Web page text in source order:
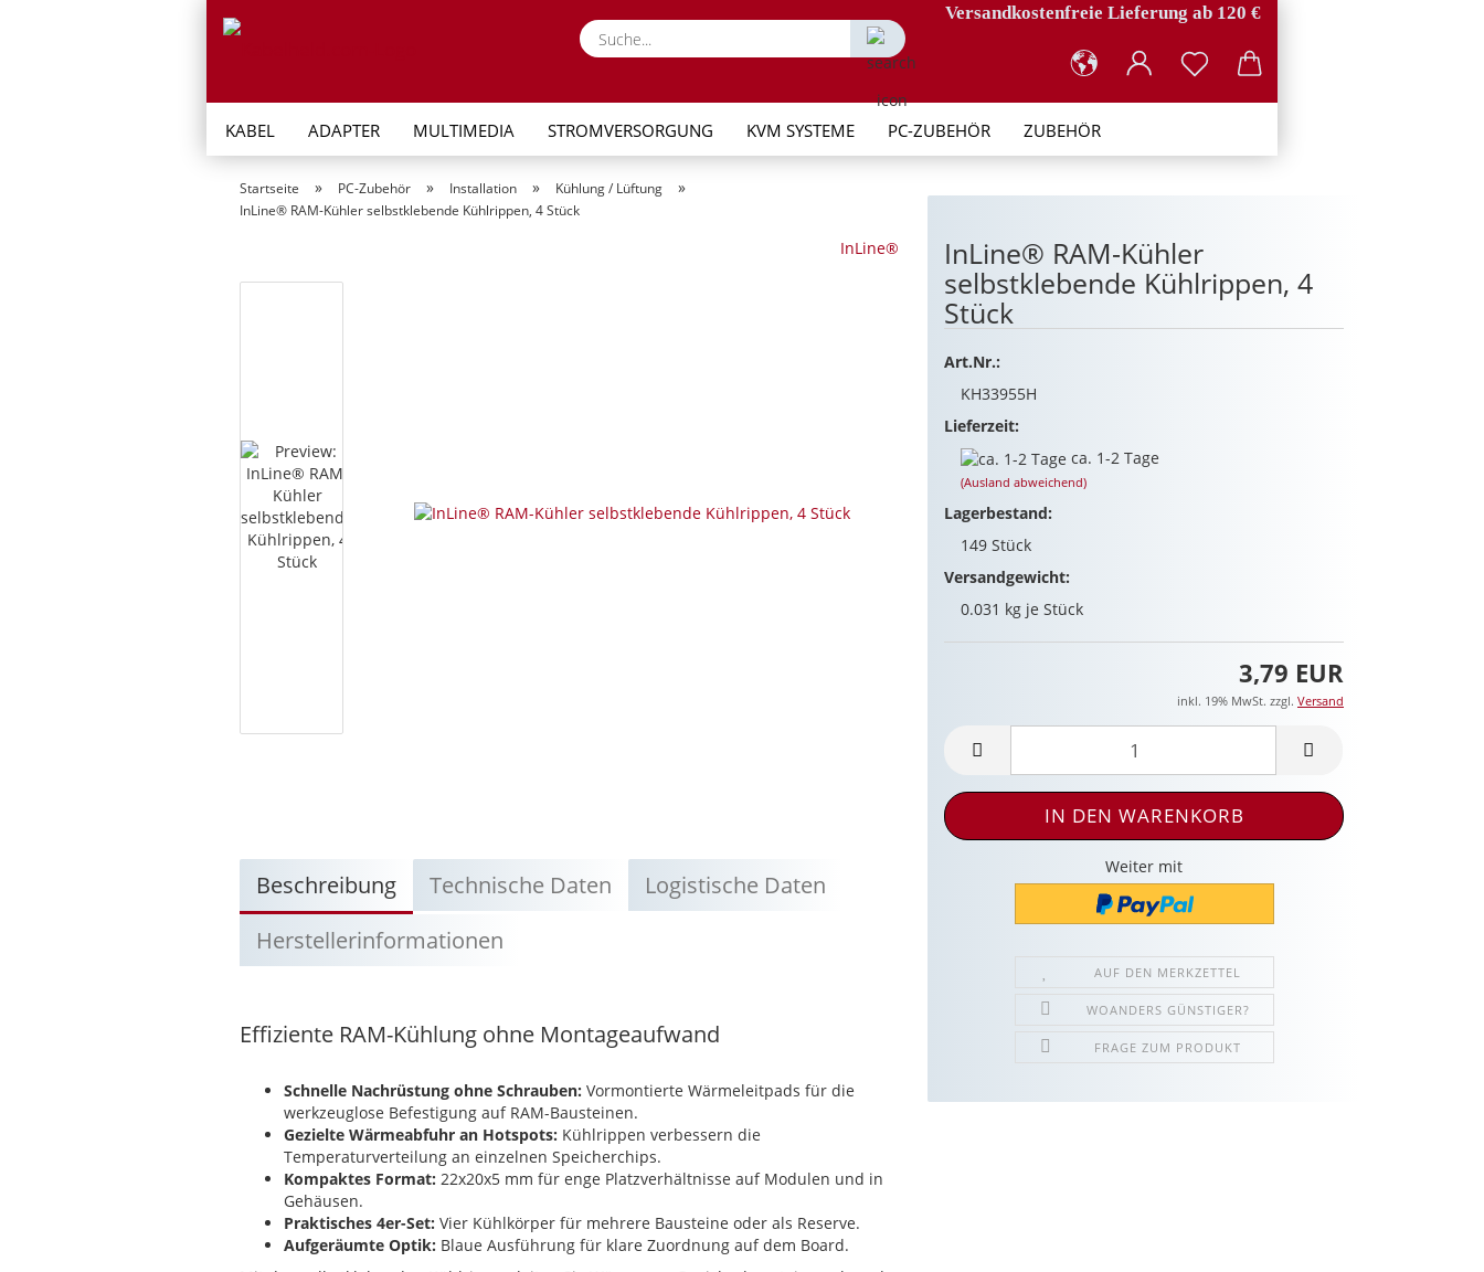
Suche...
Versandkostenfreie Lieferung ab 120 €
KABEL ADAPTER MULTIMEDIA STROMVERSORGUNG KVM SYSTEME PC-ZUBEHÖR ZUBEHÖR
Startseite » PC-Zubehör » Installation » Kühlung / Lüftung »
InLine® RAM-Kühler selbstklebende Kühlrippen, 4 Stück
InLine® InLine® RAM-Kühler
selbstklebende Kühlrippen, 4
Stück
Art.Nr.:
KH33955H
Lieferzeit:
ca. 1-2 Tage
(Ausland abweichend)
Lagerbestand:
149Stück
Versandgewicht:
0.031 kg je Stück
3,79 EUR
inkl. 19% MwSt. zzgl. Versand
Weiter mit
AUF DEN MERKZETTEL
WOANDERS GÜNSTIGER?
FRAGE ZUM PRODUKT
Beschreibung Technische Daten
Logistische Daten
Herstellerinformationen
Effiziente RAM-Kühlung ohne Montageaufwand
Schnelle Nachrüstung ohne Schrauben: Vormontierte Wärmeleitpads für die
werkzeuglose Befestigung auf RAM-Bausteinen.
Gezielte Wärmeabfuhr an Hotspots: Kühlrippen verbessern die
Temperaturverteilung an einzelnen Speicherchips.
Kompaktes Format: 22x20x5 mm für enge Platzverhältnisse auf Modulen und in
Gehäusen.
Praktisches 4er-Set: Vier Kühlkörper für mehrere Bausteine oder als Reserve.
Aufgeräumte Optik: Blaue Ausführung für klare Zuordnung auf dem Board.